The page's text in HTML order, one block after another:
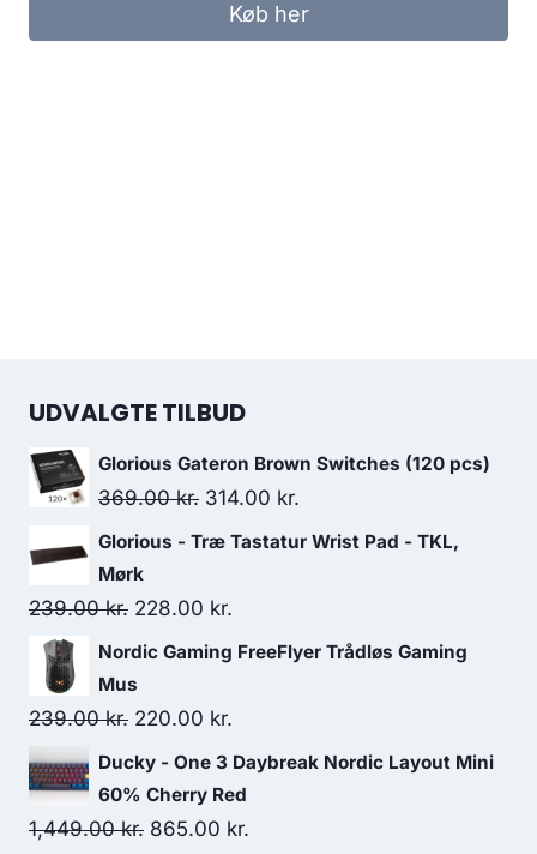
249.00 kr..
Køb her
UDVALGTE TILBUD
Glorious Gateron Brown Switches (120 pcs)
369.00kr. Original
price
369.00 kr..
314.00 kr.
price
Glorious - Træ Tastatur Wrist Pad - TKL,
Mørk
239.00kr. Original
price
was:
239.00 kr..
228.00 kr.
price
Nordic Gaming FreeFlyer Trådløs Gaming
Mus
239.00kr. Original
price
was:
239.00 kr..
220.00 kr.
price
is:
220.00 kr..
Ducky - One 3 Daybreak Nordic Layout Mini
60% Cherry Red
1,449.00kr. Original
865.00 kr.